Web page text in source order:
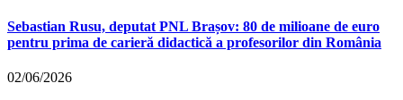
Sebastian Rusu, deputat PNL Brașov: 80 de milioane de euro
pentru prima de carieră didactică a profesorilor din România
02/06/2026